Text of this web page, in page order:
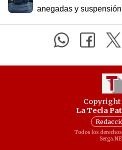
anegadas y
Copyright
La Tecla
Todos los